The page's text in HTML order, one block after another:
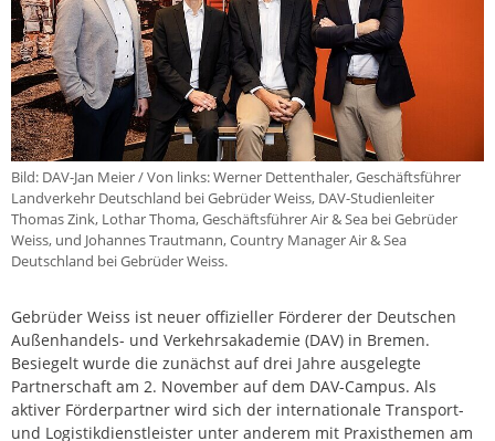
Bild: DAV-Jan Meier / Von links: Werner Dettenthaler, Geschäftsführer
Landverkehr Deutschland bei Gebrüder Weiss, DAV-Studienleiter
Thomas Zink, Lothar Thoma, Geschäftsführer Air & Sea bei Gebrüder
Weiss, und Johannes Trautmann, Country Manager Air & Sea
Deutschland bei Gebrüder Weiss.
Gebrüder Weiss ist neuer offizieller Förderer der Deutschen
Außenhandels- und Verkehrsakademie (DAV) in Bremen.
Besiegelt wurde die zunächst auf drei Jahre ausgelegte
Partnerschaft am 2. November auf dem DAV-Campus. Als
aktiver Förderpartner wird sich der internationale Transport-
und Logistikdienstleister unter anderem mit Praxisthemen am